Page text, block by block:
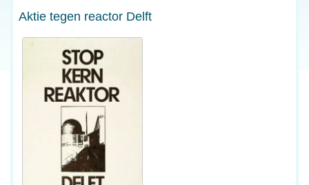
Aktie tegen reactor Delft